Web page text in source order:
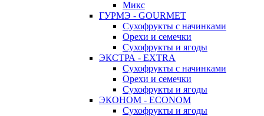
Микс
ГУРМЭ - GOURMET
Сухофрукты с начинками
Орехи и семечки
Сухофрукты и ягоды
ЭКСТРА - EXTRA
Сухофрукты с начинками
Орехи и семечки
Сухофрукты и ягоды
ЭКОНОМ - ECONOM
Сухофрукты и ягоды